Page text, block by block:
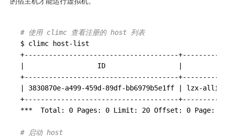
# 使用 climc 查看注册的 host 列表
$ climc host-list
+--------------------------------------+
|                  ID                  |          Name
+--------------------------------------+
| 3830870e-a499-459d-89df-bb6979b5e1ff | lzx-
+--------------------------------------+
***  Total: 0 Pages: 0 Limit: 20 Offset: 0 Page:
# 启动 host